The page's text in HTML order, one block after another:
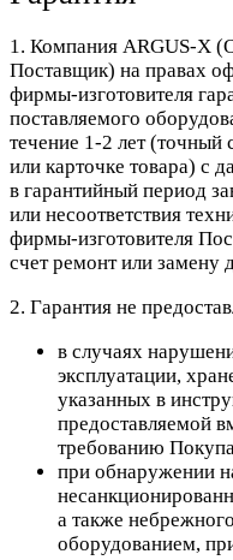
1. Компания ARGUS-X
Поставщик) на правах
фирмы-изготовителя
поставляемого
течение 1-2 лет (точный
или карточке товара) с
в гарантийный период
или несоответствия
фирмы-изготовителя
счет ремонт или замену
2. Гарантия не
в случаях
эксплуатации,
указанных в
предоставляемой
требованию
при обнаружении
а также
оборудованием,